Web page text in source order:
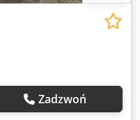
Zadzwoń